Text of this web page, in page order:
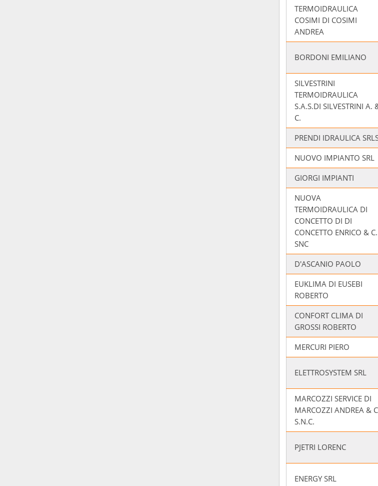
TERMOIDRAULICA
COSIMI DI COSIMI
ANDREA
BORDONI EMILIANO
SILVESTRINI
TERMOIDRAULICA
S.A.S.DI SILVESTRINI A.
C.
PRENDI IDRAULICA
NUOVO IMPIANTO SRL
GIORGI IMPIANTI
NUOVA
TERMOIDRAULICA DI
CONCETTO DI DI
CONCETTO ENRICO & C.
SNC
D'ASCANIO PAOLO
EUKLIMA DI EUSEBI
ROBERTO
CONFORT CLIMA DI
GROSSI ROBERTO
MERCURI PIERO
ELETTROSYSTEM SRL
MARCOZZI SERVICE DI
MARCOZZI ANDREA & C
S.N.C.
PJETRI LORENC
ENERGY SRL